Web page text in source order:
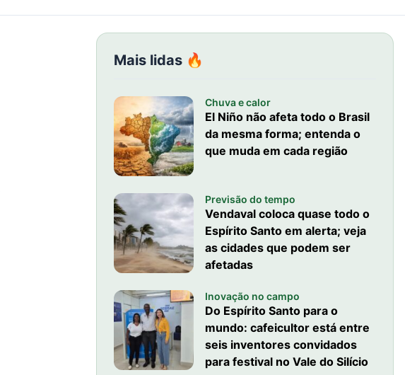
Mais lidas 🔥
Chuva e calor
El Niño não afeta todo o Brasil
da mesma forma; entenda o
que muda em cada região
Previsão do tempo
Vendaval coloca quase todo o
Espírito Santo em alerta; veja
as cidades que podem ser
afetadas
Inovação no campo
Do Espírito Santo para o
mundo: cafeicultor está entre
seis inventores convidados
para festival no Vale do Silício